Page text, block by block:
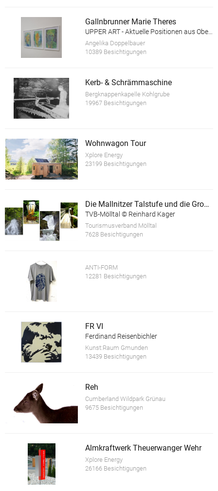
Gallnbrunner Marie Theres
UPPER ART - Aktuelle Positionen aus Oberösterreich. Ausstellung in der Galerie im Granitmuseum Schärding
Angelika Doppelbauer
10389 Besichtigungen
Kerb- & Schrämmaschine
Bergknappenkapelle Kohlgrube
19967 Besichtigungen
Wohnwagon Tour
Xplore Energy
23199 Besichtigungen
Die Mallnitzer Talstufe und die Groppensteinschlucht
TVB-Mölltal © Reinhard Kager
Tourismusverband Mölltal
7628 Besichtigungen
ANTI-FORM
12281 Besichtigungen
FR VI
Ferdinand Reisenbichler
Kunst:Raum Gmunden
13439 Besichtigungen
Reh
Cumberland Wildpark Grünau
9675 Besichtigungen
Almkraftwerk Theuerwanger Wehr
Xplore Energy
26166 Besichtigungen